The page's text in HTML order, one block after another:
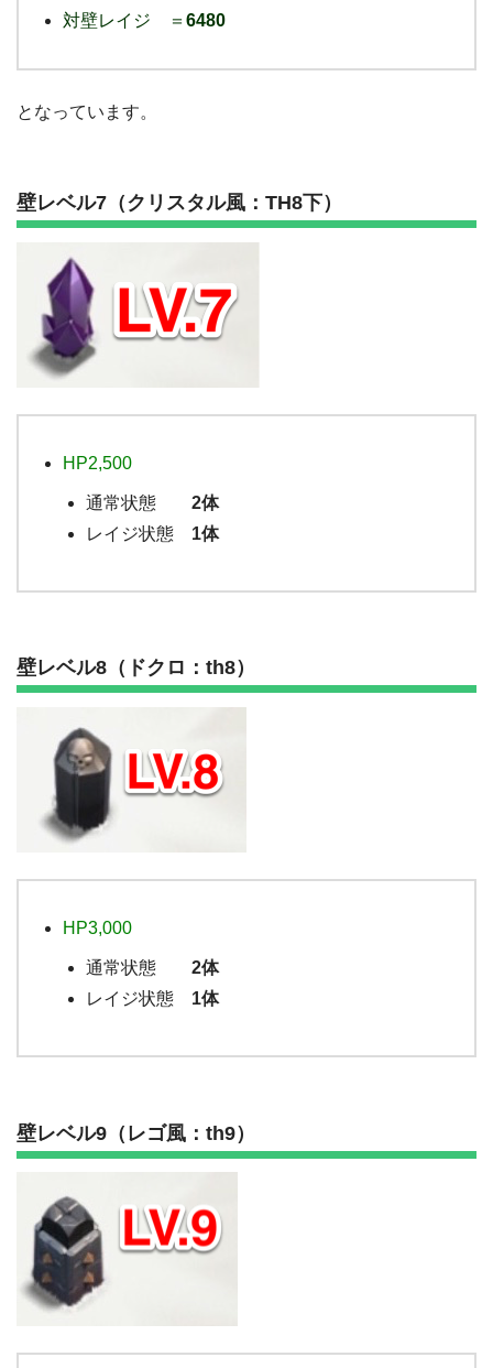
対壁レイジ ＝ 6480
となっています。
壁レベル7（クリスタル風：TH8下）
HP2,500
通常状態 2体
レイジ状態 1体
壁レベル8（ドクロ：th8）
HP3,000
通常状態 2体
レイジ状態 1体
壁レベル9（レゴ風：th9）